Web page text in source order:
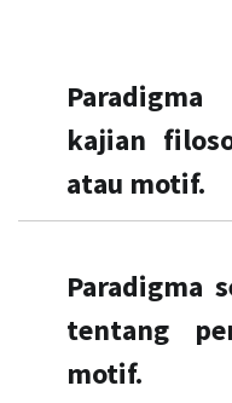
kajian
atau motif.
Paradigma
tentang
motif.